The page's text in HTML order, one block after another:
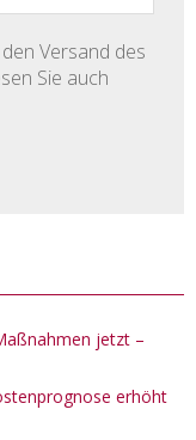
Versand des
Sie auch
jetzt –
erhöht